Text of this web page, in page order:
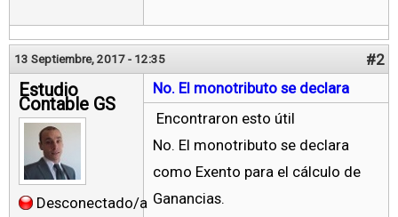
13 Septiembre, 2017 - 12:35 #2
Estudio
Contable GS
Desconectado/a
No. El monotributo se declara
Encontraron esto útil
No. El monotributo se declara
como Exento para el cálculo de
Ganancias.